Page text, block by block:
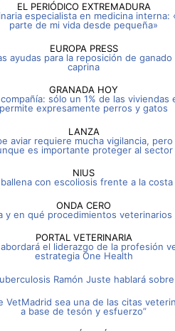
EL PERIÓDICO EXTREMADURA
especialista en medicina interna:
parte de mi vida desde pequeña»
EUROPA PRESS
ayudas para la reposición de
caprina
GRANADA HOY
sólo un 1% de las viviendas
permite expresamente perros y gatos
LANZA
aviar requiere mucha vigilancia,
es importante proteger al sector
NIUS
con escoliosis frente a la
ONDA CERO
y en qué procedimientos
PORTAL VETERINARIA
abordará el liderazgo de la profesión
estrategia One Health
Ramón Juste hablará
VetMadrid sea una de las citas
a base de tesón y esfuerzo”